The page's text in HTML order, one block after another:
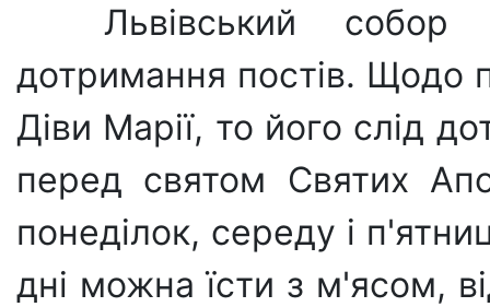
Львівський
дотримання постів. Щодо
Діви Марії, то його слід
перед святом Святих
понеділок, середу і
дні можна їсти з м'ясом,